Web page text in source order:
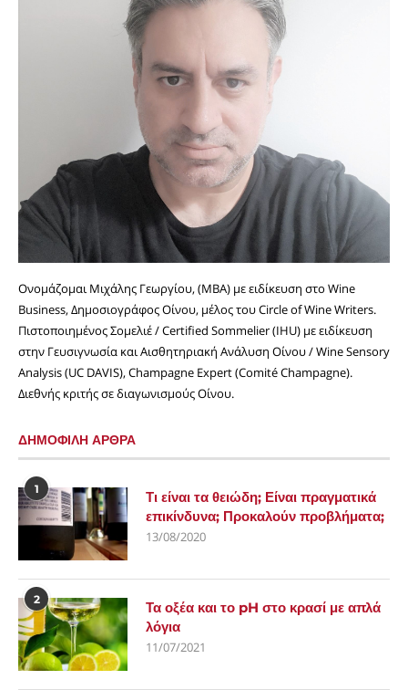
Ονομάζομαι Μιχάλης Γεωργίου, (MBA) με ειδίκευση στο Wine
Business, Δημοσιογράφος Οίνου, μέλος του Circle of Wine Writers.
Πιστοποιημένος Σομελιέ / Certified Sommelier (IHU) με ειδίκευση
στην Γευσιγνωσία και Αισθητηριακή Ανάλυση Οίνου / Wine Sensory
Analysis (UC DAVIS), Champagne Expert (Comité Champagne).
Διεθνής κριτής σε διαγωνισμούς Οίνου.
ΔΗΜΟΦΙΛΗ ΑΡΘΡΑ
1
Τι είναι τα θειώδη; Είναι πραγματικά
επικίνδυνα; Προκαλούν προβλήματα;
13/08/2020
2
Τα οξέα και το pH στο κρασί με απλά
λόγια
11/07/2021